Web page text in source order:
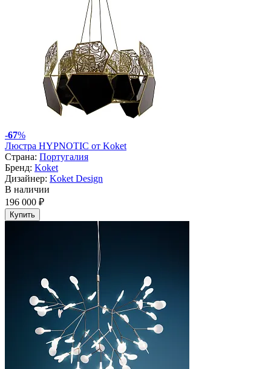
-67%
Люстра HYPNOTIC от Koket
Страна: Португалия
Бренд: Koket
Дизайнер: Koket Design
В наличии
196 000 ₽
Купить